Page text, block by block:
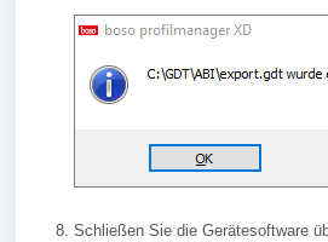
Schließen Sie die Gerätesoftware